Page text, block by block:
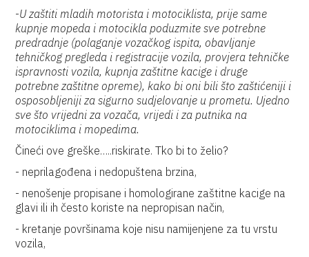
-U zaštiti mladih motorista i motociklista, prije same
kupnje mopeda i motocikla poduzmite sve potrebne
predradnje (polaganje vozačkog ispita, obavljanje
tehničkog pregleda i registracije vozila, provjera tehničke
ispravnosti vozila, kupnja zaštitne kacige i druge
potrebne zaštitne opreme), kako bi oni bili što zaštićeniji i
osposobljeniji za sigurno sudjelovanje u prometu. Ujedno
sve što vrijedni za vozača, vrijedi i za putnika na
motociklima i mopedima.
Čineći ove greške…..riskirate. Tko bi to želio?
- neprilagođena i nedopuštena brzina,
- nenošenje propisane i homologirane zaštitne kacige na
glavi ili ih često koriste na nepropisan način,
- kretanje površinama koje nisu namijenjene za tu vrstu
vozila,